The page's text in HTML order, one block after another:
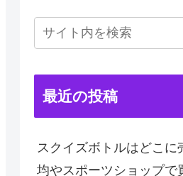
最近の投稿
スクイズボトルはどこに
均やスポーツショップで